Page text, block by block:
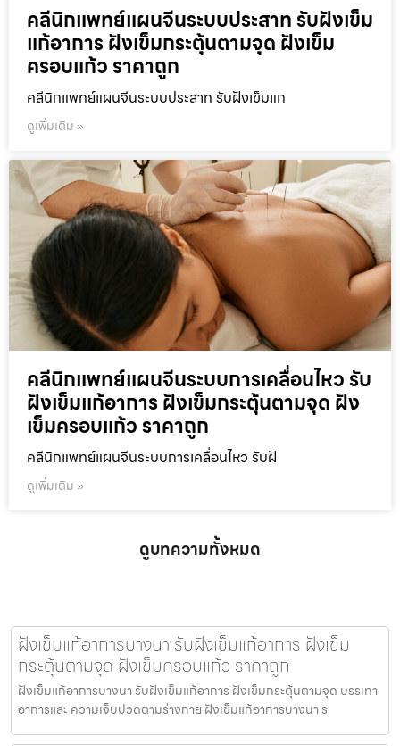
คลีนิกแพทย์แผนจีนระบบประสาท รับฝังเข็ม
แก้อาการ ฝังเข็มกระตุ้นตามจุด ฝังเข็ม
ครอบแก้ว ราคาถูก
คลีนิกแพทย์แผนจีนระบบประสาท รับฝังเข็มแก
ดูเพิ่มเติม »
คลีนิกแพทย์แผนจีนระบบการเคลื่อนไหว รับ
ฝังเข็มแก้อาการ ฝังเข็มกระตุ้นตามจุด ฝัง
เข็มครอบแก้ว ราคาถูก
คลีนิกแพทย์แผนจีนระบบการเคลื่อนไหว รับฝั
ดูเพิ่มเติม »
ดูบทความทั้งหมด
ฝังเข็มแก้อาการบางนา รับฝังเข็มแก้อาการ ฝังเข็ม
กระตุ้นตามจุด ฝังเข็มครอบแก้ว ราคาถูก
ฝังเข็มแก้อาการบางนา รับฝังเข็มแก้อาการ ฝังเข็มกระตุ้นตามจุด บรรเทา
อาการและ ความเจ็บปวดตามร่างกาย ฝังเข็มแก้อาการบางนา ร